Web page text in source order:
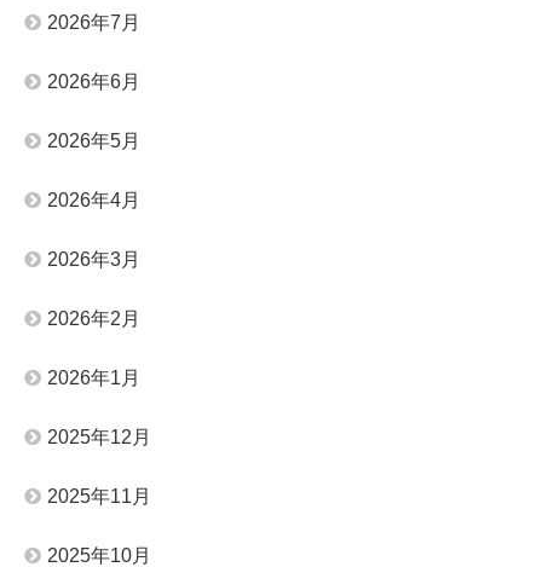
2026年7月
2026年6月
2026年5月
2026年4月
2026年3月
2026年2月
2026年1月
2025年12月
2025年11月
2025年10月